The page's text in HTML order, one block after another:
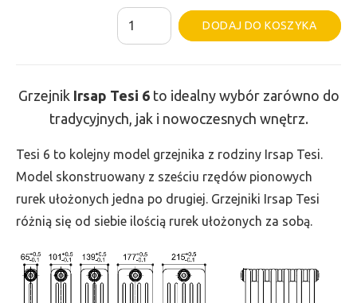
ilość
Grzejnik
-
wys.
600,
szer.
1080,
2707
DODAJ DO KOSZYKA
Grzejnik Irsap Tesi 6to idealny wybór zarówno do
tradycyjnych, jak i nowoczesnych wnętrz.
Tesi 6 to kolejny model grzejnika z rodziny Irsap Tesi.
Model skonstruowany z sześciu rzędów pionowych
rurek ułożonych jedna po drugiej. Grzejniki Irsap Tesi
różnią się od siebie ilością rurek ułożonych za sobą.